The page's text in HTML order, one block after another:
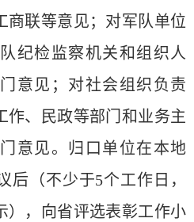
商联等意见；对军队单位
纪检监察机关和组织人
意见；对社会组织负责
作、民政等部门和业务主
意见。归口单位在本地
后（不少于5个工作日，
），向省评选表彰工作小